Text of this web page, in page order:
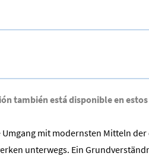
también está disponible en
mit modernsten Mitteln
unterwegs. Ein